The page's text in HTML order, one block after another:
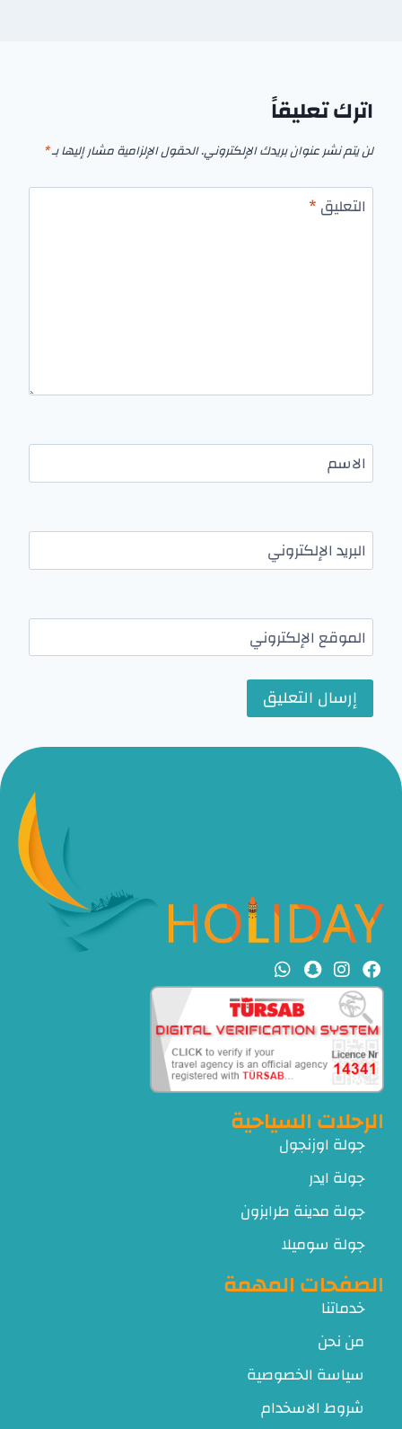
اترك تعليقاً
لن يتم نشر عنوان بريدك الإلكتروني.الحقول الإلزامية مشار إليها بـ*
التعليق*
الاسم
البريد الإلكتروني
الموقع الإلكتروني
الرحلات السياحية
جولة اوزنجول
جولة ايدر
جولة مدينة طرابزون
جولة سوميلا
الصفحات المهمة
خدماتنا
من نحن
سياسة الخصوصية
شروط الاسخدام